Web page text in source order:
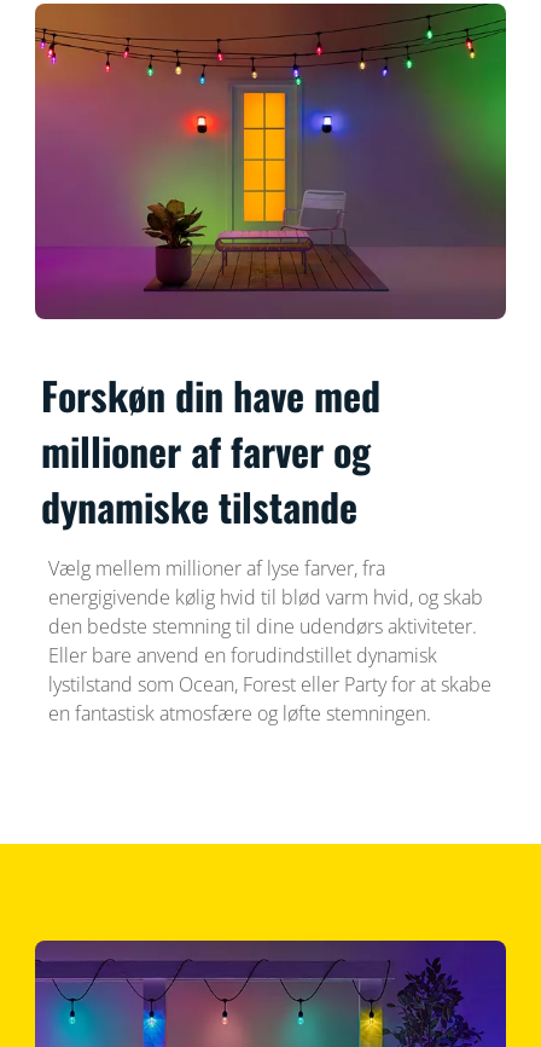
Forskøn din have med
millioner af farver og
dynamiske tilstande
Vælg mellem millioner af lyse farver, fra
energigivende kølig hvid til blød varm hvid, og skab
den bedste stemning til dine udendørs aktiviteter.
Eller bare anvend en forudindstillet dynamisk
lystilstand som Ocean, Forest eller Party for at skabe
en fantastisk atmosfære og løfte stemningen.